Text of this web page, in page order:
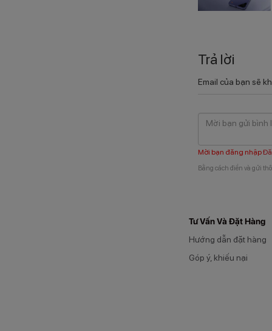
Trả lời
Email của bạn sẽ
Mời bạn đăng nhập
Bằng cách điền và gửi
Tư Vấn Và Đặt Hàng
Hướng dẫn đặt hàng
Góp ý, khiếu nại